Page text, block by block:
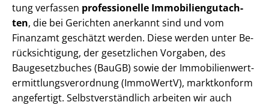
tung verfassen professionelle Im­mo­bi­li­en­gut­ach­
ten, die bei Gerichten anerkannt sind und vom
Finanzamt geschätzt werden. Diese werden unter Be­
rück­sich­ti­gung, der gesetzlichen Vorgaben, des
Baugesetzbuches (BauGB) sowie der Im­mo­bi­li­en­wert­
ermitt­lungs­ver­ord­nung (ImmoWertV), marktkonform
angefertigt. Selbst­ver­ständ­lich arbeiten wir auch